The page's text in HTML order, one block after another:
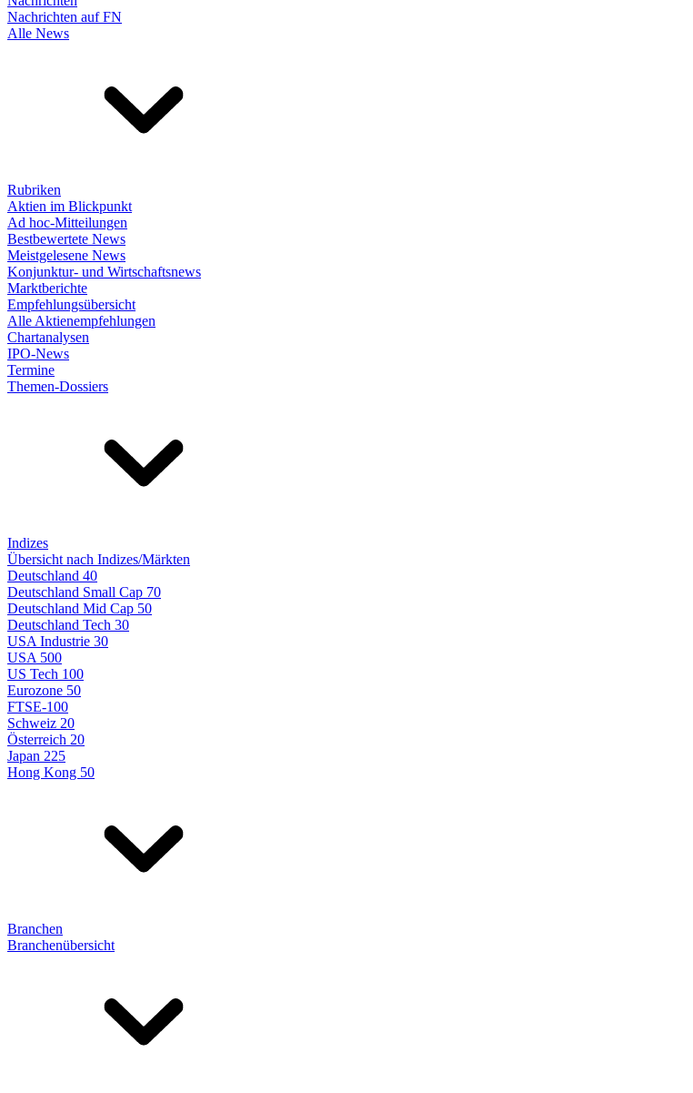
Nachrichten auf FN
Alle News
Rubriken
Aktien im Blickpunkt
Ad hoc-Mitteilungen
Bestbewertete News
Meistgelesene News
Konjunktur- und Wirtschaftsnews
Marktberichte
Empfehlungsübersicht
Alle Aktienempfehlungen
Chartanalysen
IPO-News
Termine
Themen-Dossiers
Indizes
Übersicht nach Indizes/Märkten
Deutschland 40
Deutschland Small Cap 70
Deutschland Mid Cap 50
Deutschland Tech 30
USA Industrie 30
USA 500
US Tech 100
Eurozone 50
FTSE-100
Schweiz 20
Österreich 20
Japan 225
Hong Kong 50
Branchen
Branchenübersicht